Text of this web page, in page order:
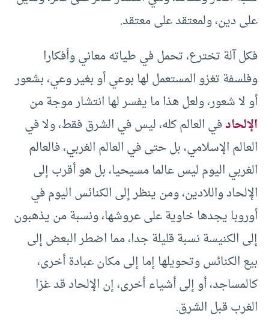
على دين، ولمعتقد على معتقد.
فكل آلة تخترع، تحمل في طياته معاني وأفكارا
وفلسفة تغزو المستعمل لها بوعي أو بغير وعي، بشعور
أو لا شعور، ولعل هذا ما يفسر لها انتشار موجة من
الإلحادفي العالم كله، ليس في الشرق فقط، ولا في
العالم الإسلامي، بل حتى في العالم الغربي، فالعالم
الغربي اليوم ليس عالما مسيحيا، بل هو أقرب إلى
الإلحاد واللادين، ومن ينظر إلى الكنائس اليوم في
أوروبا يجدها خاوية على عروشها، ونسبة من يذهبون
إلى الكنيسة نسبة قليلة جدا، مما اضطر البعض إلى
بيع الكنائس وتحويلها إما إلى مكان عبادة أخرى،
كالمساجد، أو إلى أشياء أخرى، إن الإلحاد قد غزا
الغرب قبل الشرق.